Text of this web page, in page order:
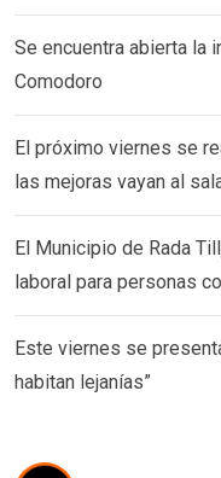
Se encuentra abierta la
Comodoro
El próximo viernes se
las mejoras vayan al
El Municipio de Rada
laboral para personas
Este viernes se
habitan lejanías”